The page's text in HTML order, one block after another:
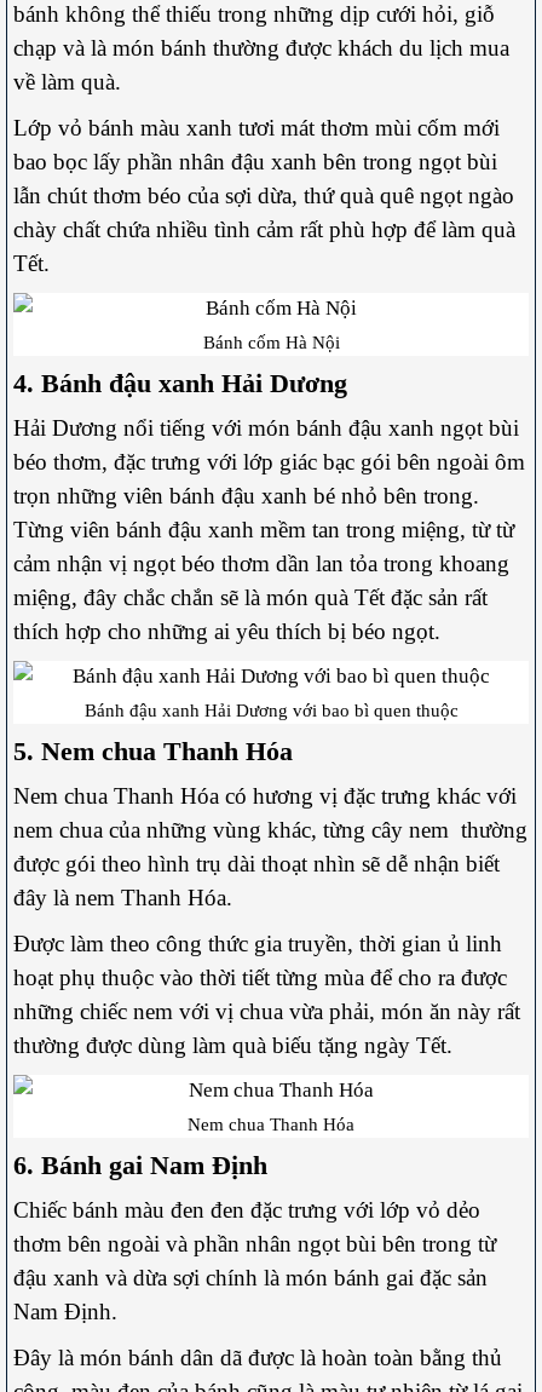
bánh không thể thiếu trong những dịp cưới hỏi, giỗ
chạp và là món bánh thường được khách du lịch mua
về làm quà.
Lớp vỏ bánh màu xanh tươi mát thơm mùi cốm mới
bao bọc lấy phần nhân đậu xanh bên trong ngọt bùi
lẫn chút thơm béo của sợi dừa, thứ quà quê ngọt ngào
chày chất chứa nhiều tình cảm rất phù hợp để làm quà
Tết.
Bánh cốm Hà Nội
4. Bánh đậu xanh Hải Dương
Hải Dương nổi tiếng với món bánh đậu xanh ngọt bùi
béo thơm, đặc trưng với lớp giác bạc gói bên ngoài ôm
trọn những viên bánh đậu xanh bé nhỏ bên trong.
Từng viên bánh đậu xanh mềm tan trong miệng, từ từ
cảm nhận vị ngọt béo thơm dần lan tỏa trong khoang
miệng, đây chắc chắn sẽ là món quà Tết đặc sản rất
thích hợp cho những ai yêu thích bị béo ngọt.
Bánh đậu xanh Hải Dương với bao bì quen thuộc
5. Nem chua Thanh Hóa
Nem chua Thanh Hóa có hương vị đặc trưng khác với
nem chua của những vùng khác, từng cây nem thường
được gói theo hình trụ dài thoạt nhìn sẽ dễ nhận biết
đây là nem Thanh Hóa.
Được làm theo công thức gia truyền, thời gian ủ linh
hoạt phụ thuộc vào thời tiết từng mùa để cho ra được
những chiếc nem với vị chua vừa phải, món ăn này rất
thường được dùng làm quà biếu tặng ngày Tết.
Nem chua Thanh Hóa
6. Bánh gai Nam Định
Chiếc bánh màu đen đen đặc trưng với lớp vỏ dẻo
thơm bên ngoài và phần nhân ngọt bùi bên trong từ
đậu xanh và dừa sợi chính là món bánh gai đặc sản
Nam Định.
Đây là món bánh dân dã được là hoàn toàn bằng thủ